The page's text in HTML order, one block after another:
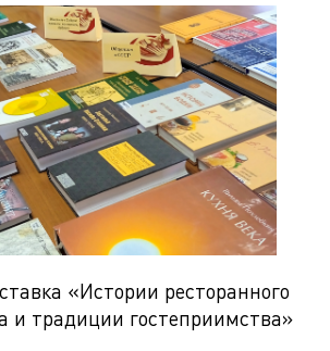
«Истории ресторанного
и традиции гостеприимства»